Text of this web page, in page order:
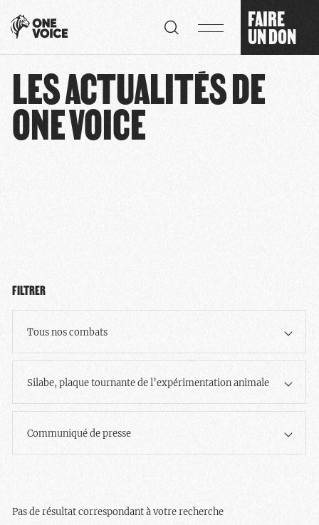
FAIRE
UN DON
LES ACTUALITÉS DE
ONE VOICE
FILTRER
Tous nos combats
Silabe, plaque tournante de l’expérimentation animale
Communiqué de presse
Pas de résultat correspondant à votre recherche